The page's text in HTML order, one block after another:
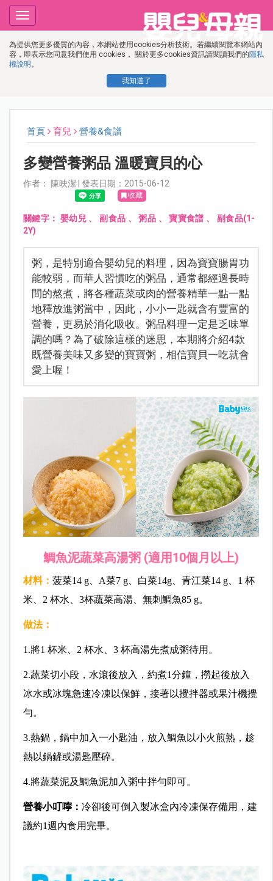
為提供您更多優質的內容，本網站使用cookies分析技術。若繼續閱覽本網站內
容，即表示您同意我們使用 cookies， 關於更多cookies資訊請閱讀我們的隱私
權說明 。
我知道了
Toggle
navigation
首頁 育兒 營養&食譜
多變營養粥品 溫暖寶貝的心
作者： 陳映潔 | 發表日期：2015-06-12
收藏
關鍵字： 嬰幼兒 、副食品 、粥品 、寶寶食譜 、 副食品(1-
2Y)
粥，是特別適合嬰幼兒的料理，因為寶寶腸胃功
能較弱，而華人習慣吃的粥品，通常都經過長時
間的熬煮，將各種蔬菜或肉的營養精華一點一點
地釋放進粥當中，因此，小小一匙就含有豐富的
營養，更易於消化吸收。粥品料理一定是乏味單
調的嗎？為了破除這樣的迷思，本期將介紹4款
既營養美味又多變的寶寶粥，相信寶貝一吃就會
愛上喔！
鯛魚泥蔬菜高湯粥 (適用10個月以上)
材料： 菠菜14 g、A菜7 g、白菜14g、青江菜14 g、1 杯
米、2 杯水、3杯蔬菜高湯、無刺鯛魚85 g。
做法：
1.將1 杯米、2 杯水、3 杯高湯先煮成粥待用。
2.蔬菜切小段，水滾後放入，約煮1分鐘，撈起後放入
冰水或冰塊急速冷凍以保鮮，接著以攪拌器或果汁機攪
勻。
3.熱鍋，鍋中加入一小匙油，放入鯛魚以小火煎熟，趁
熱以鍋鏟或湯匙壓碎。
4.將蔬菜泥及鯛魚泥加入粥中拌勻即可。
營養小叮嚀： 冷卻後可倒入製冰盒內冷凍保存備用，建
議約1週內食用完畢。